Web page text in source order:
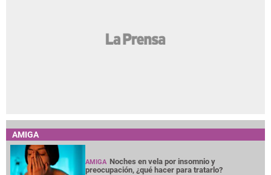
AMIGA
AMIGA Noches en vela por insomnio y
preocupación, ¿qué hacer para tratarlo?